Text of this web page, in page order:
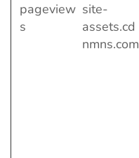
pageview
s
site-
assets.cd
nmns.com